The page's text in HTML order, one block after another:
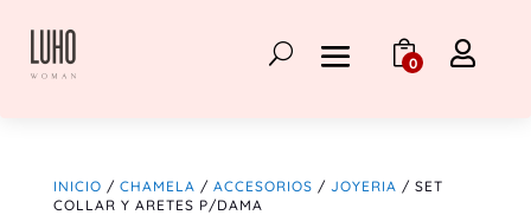
0 
INICIO / CHAMELA / ACCESORIOS / JOYERIA / SET
COLLAR Y ARETES P/DAMA